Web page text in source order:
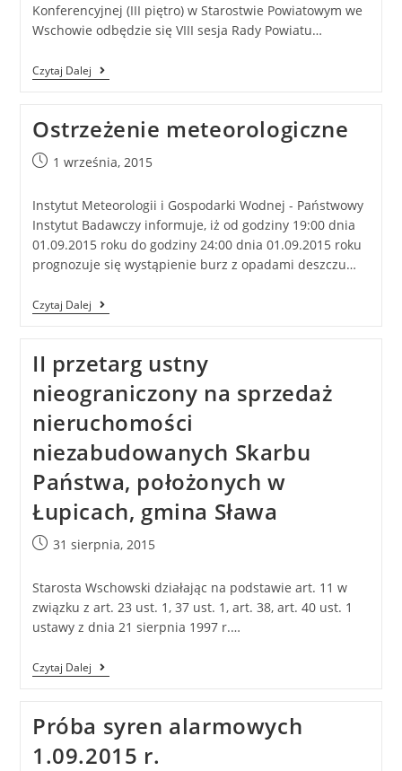
Konferencyjnej (III piętro) w Starostwie Powiatowym we
Wschowie odbędzie się VIII sesja Rady Powiatu…
Czytaj Dalej
Ostrzeżenie meteorologiczne
1 września, 2015
Instytut Meteorologii i Gospodarki Wodnej - Państwowy
Instytut Badawczy informuje, iż od godziny 19:00 dnia
01.09.2015 roku do godziny 24:00 dnia 01.09.2015 roku
prognozuje się wystąpienie burz z opadami deszczu…
Czytaj Dalej
II przetarg ustny
nieograniczony na sprzedaż
nieruchomości
niezabudowanych Skarbu
Państwa, położonych w
Łupicach, gmina Sława
31 sierpnia, 2015
Starosta Wschowski działając na podstawie art. 11 w
związku z art. 23 ust. 1, 37 ust. 1, art. 38, art. 40 ust. 1
ustawy z dnia 21 sierpnia 1997 r.…
Czytaj Dalej
Próba syren alarmowych
1.09.2015 r.